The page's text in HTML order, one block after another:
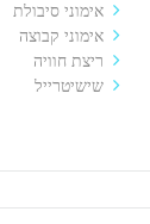
אימוני סיבולת
אימוני קבוצה
ריצת חוויה
שישיטרייל